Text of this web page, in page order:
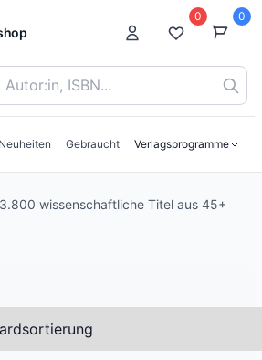
Autor:in oder ISBN
0 0
Neuheiten Gebraucht Verlagsprogramme
wissenschaftliche Titel aus 45+